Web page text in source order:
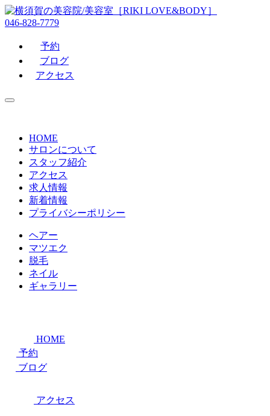
046-828-7779
予約
ブログ
アクセス
HOME
サロンについて
スタッフ紹介
アクセス
求人情報
新着情報
プライバシーポリシー
ヘアー
マツエク
脱毛
ネイル
ギャラリー
HOME
予約
ブログ
アクセス